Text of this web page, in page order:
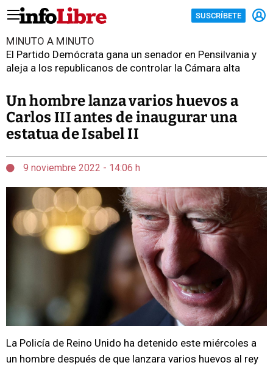
SUSCRÍBETE
MINUTO A MINUTO
El Partido Demócrata gana un senador en Pensilvania y
aleja a los republicanos de controlar la Cámara alta
Un hombre lanza varios huevos a
Carlos III antes de inaugurar una
estatua de Isabel II
9 noviembre 2022 - 14:06 h
La Policía de Reino Unido ha detenido este miércoles a
un hombre después de que lanzara varios huevos al rey